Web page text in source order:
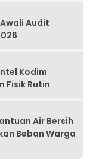
Audit
Kodim
Fisik Rutin
Air Bersih
Beban Warga